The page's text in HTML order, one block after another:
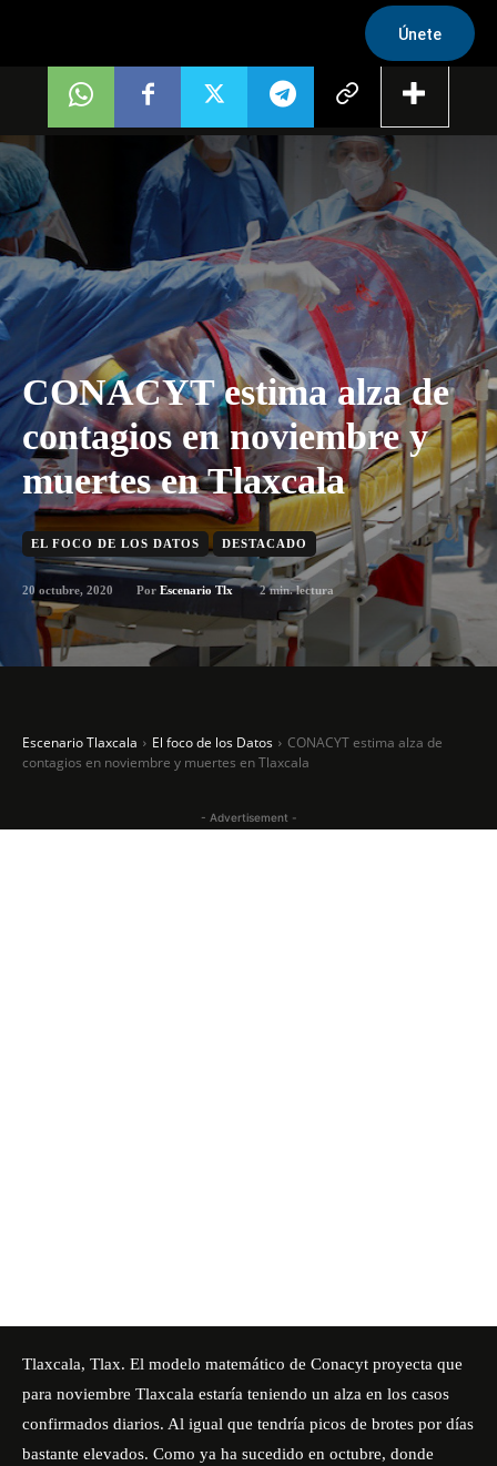
Únete
CONACYT estima alza de
contagios en noviembre y
muertes en Tlaxcala
EL FOCO DE LOS DATOS DESTACADO
20 octubre, 2020 Por Escenario Tlx 2min. lectura
Escenario Tlaxcala El foco de los Datos
CONACYT estima alza de
contagios en noviembre y muertes en Tlaxcala
- Advertisement -
Tlaxcala, Tlax. El modelo matemático de Conacyt proyecta que
para noviembre Tlaxcala estaría teniendo un alza en los casos
confirmados diarios. Al igual que tendría picos de brotes por días
bastante elevados. Como ya ha sucedido en octubre, donde